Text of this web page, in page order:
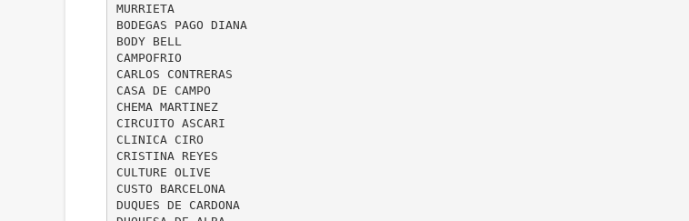
MURRIETA
BODEGAS PAGO DIANA
BODY BELL
CAMPOFRIO
CARLOS CONTRERAS
CASA DE CAMPO
CHEMA MARTINEZ
CIRCUITO ASCARI
CLINICA CIRO
CRISTINA REYES
CULTURE OLIVE
CUSTO BARCELONA
DUQUES DE CARDONA